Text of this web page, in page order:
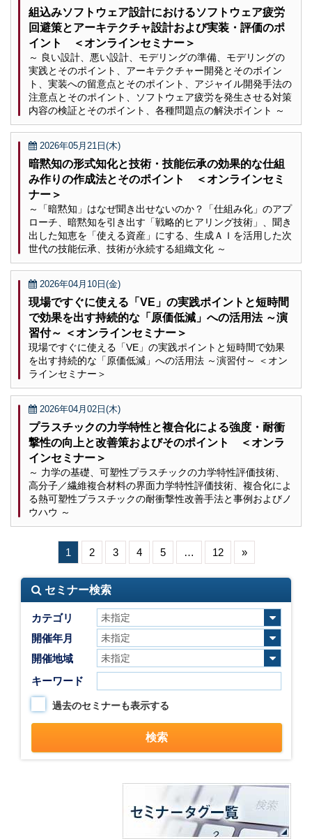
組込みソフトウェア設計におけるソフトウェア疲労
回避策とアーキテクチャ設計および実装・評価のポ
イント ＜オンラインセミナー＞
～ 良い設計、悪い設計、モデリングの準備、モデリングの
実践とそのポイント、アーキテクチャー開発とそのポイン
ト、実装への留意点とそのポイント、アジャイル開発手法の
注意点とそのポイント、ソフトウェア疲労を発生させる対策
内容の検証とそのポイント、各種問題点の解決ポイント ～
2026年05月21日(木)
暗黙知の形式知化と技術・技能伝承の効果的な仕組
み作りの作成法とそのポイント ＜オンラインセミ
ナー＞
～「暗黙知」はなぜ聞き出せないのか？「仕組み化」のアプ
ローチ、暗黙知を引き出す「戦略的ヒアリング技術」、聞き
出した知恵を「使える資産」にする、生成ＡＩを活用した次
世代の技能伝承、技術が永続する組織文化 ～
2026年04月10日(金)
現場ですぐに使える「VE」の実践ポイントと短時間
で効果を出す持続的な「原価低減」への活用法 ～演
習付～ ＜オンラインセミナー＞
現場ですぐに使える「VE」の実践ポイントと短時間で効果
を出す持続的な「原価低減」への活用法 ～演習付～ ＜オン
ラインセミナー＞
2026年04月02日(木)
プラスチックの力学特性と複合化による強度・耐衝
撃性の向上と改善策およびそのポイント ＜オンラ
インセミナー＞
～ 力学の基礎、可塑性プラスチックの力学特性評価技術、
高分子／繊維複合材料の界面力学特性評価技術、複合化によ
る熱可塑性プラスチックの耐衝撃性改善手法と事例およびノ
ウハウ ～
1 2 3 4 5 … 12 »
セミナー検索
カテゴリ
開催年月
開催地域
キーワード
過去のセミナーも表示する